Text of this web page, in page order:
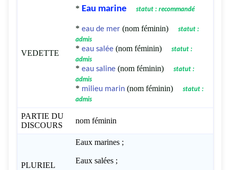
VEDETTE
* Eau marine statut : recommandé
* eau de mer(nom féminin)
statut :
admis
* eau salée(nom féminin)
statut :
admis
* eau saline(nom féminin)
statut :
admis
* milieu marin (nom féminin)
statut :
admis
PARTIE DU
DISCOURS
nom féminin
PLURIEL
Eaux marines ;
Eaux salées ;